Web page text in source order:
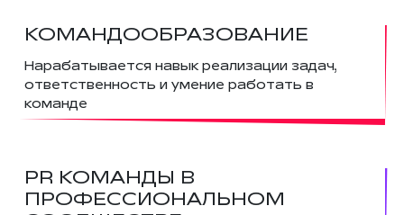
КОМАНДООБРАЗОВАНИЕ
Нарабатывается навык реализации задач,
ответственность и умение работать в
команде
PR КОМАНДЫ В
ПРОФЕССИОНАЛЬНОМ